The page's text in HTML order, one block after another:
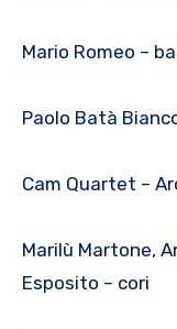
Mario Romeo –
Paolo Batà
Cam Quartet –
Marilù Martone,
Esposito – cori